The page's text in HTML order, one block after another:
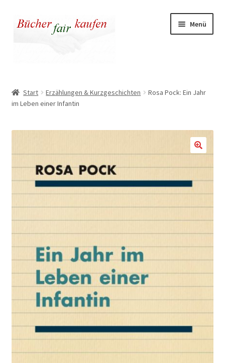
Zur
Navigation
Zum
Inhalt
Menü
Kasse
Warenkorb
Warum fair kaufen
Start Erzählungen & Kurzgeschichten
Rosa Pock: Ein Jahr
im Leben einer Infantin